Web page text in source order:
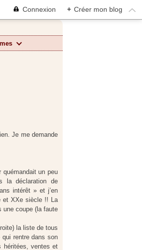
Connexion + Créer mon blog
Je me demande
quémandait un peu
la déclaration de
intérêt » et j’en
et XXe siècle !! La
une coupe (la faute
la liste de tous
rentre dans son
héritées, ventes et